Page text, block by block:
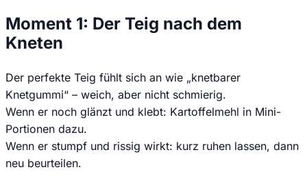
Moment 1: Der Teig nach dem
Kneten
Der perfekte Teig fühlt sich an wie „knetbarer
Knetgummi“ – weich, aber nicht schmierig.
Wenn er noch glänzt und klebt: Kartoffelmehl in Mini-
Portionen dazu.
Wenn er stumpf und rissig wirkt: kurz ruhen lassen, dann
neu beurteilen.